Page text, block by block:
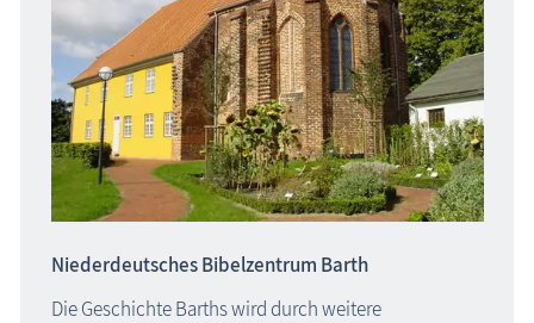
Niederdeutsches Bibelzentrum Barth
Die Geschichte Barths wird durch weitere